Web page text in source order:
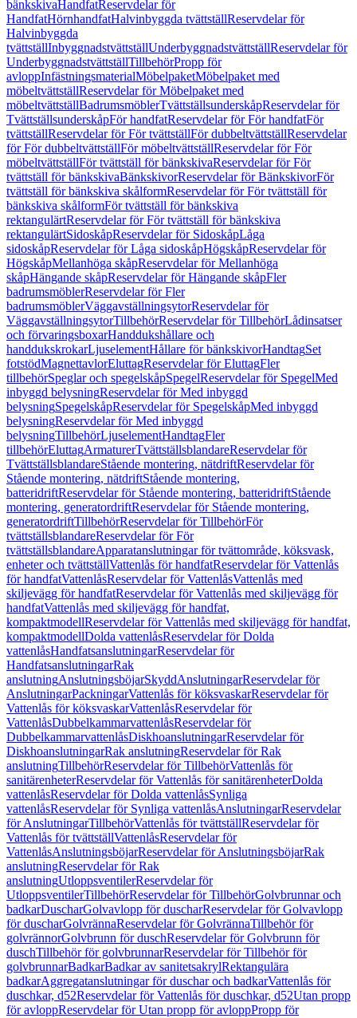
bänkskivaHandfatReservdelar för
HandfatHörnhandfatHalvinbyggda tvättställReservdelar för
Halvinbyggda
tvättställInbyggnadstvättställUnderbyggnadstvättställReservdelar för
UnderbyggnadstvättställTillbehörPropp för
avloppInfästningsmaterialMöbelpaketMöbelpaket med
möbeltvättställReservdelar för Möbelpaket med
möbeltvättställBadrumsmöblerTvättställsunderskåpReservdelar för
TvättställsunderskåpFör handfatReservdelar för För handfatFör
tvättställReservdelar för För tvättställFör dubbeltvättställReservdelar
för För dubbeltvättställFör möbeltvättställReservdelar för För
möbeltvättställFör tvättställ för bänkskivaReservdelar för För
tvättställ för bänkskivaBänkskivorReservdelar för BänkskivorFör
tvättställ för bänkskiva skålformReservdelar för För tvättställ för
bänkskiva skålformFör tvättställ för bänkskiva
rektangulärtReservdelar för För tvättställ för bänkskiva
rektangulärtSidoskåpReservdelar för SidoskåpLåga
sidoskåpReservdelar för Låga sidoskåpHögskåpReservdelar för
HögskåpMellanhöga skåpReservdelar för Mellanhöga
skåpHängande skåpReservdelar för Hängande skåpFler
badrumsmöblerReservdelar för Fler
badrumsmöblerVäggavställningsytorReservdelar för
VäggavställningsytorTillbehörReservdelar för TillbehörLådinsatser
och förvaringsboxarHanddukshållare och
handdukskrokarLjuselementHållare för bänkskivorHandtagSet
fotstödMagnettavlorEluttagReservdelar för EluttagFler
tillbehörSpeglar och spegelskåpSpegelReservdelar för SpegelMed
inbyggd belysningReservdelar för Med inbyggd
belysningSpegelskåpReservdelar för SpegelskåpMed inbyggd
belysningReservdelar för Med inbyggd
belysningTillbehörLjuselementHandtagFler
tillbehörEluttagArmaturerTvättställsblandareReservdelar för
TvättställsblandareStående montering, nätdriftReservdelar för
Stående montering, nätdriftStående montering,
batteridriftReservdelar för Stående montering, batteridriftStående
montering, generatordriftReservdelar för Stående montering,
generatordriftTillbehörReservdelar för TillbehörFör
tvättställsblandareReservdelar för För
tvättställsblandareApparatanslutningar för tvättområde, köksvask,
enheter och tvättställVattenlås för handfatReservdelar för Vattenlås
för handfatVattenlåsReservdelar för VattenlåsVattenlås med
skiljevägg för handfatReservdelar för Vattenlås med skiljevägg för
handfatVattenlås med skiljevägg för handfat,
kompaktmodellReservdelar för Vattenlås med skiljevägg för handfat,
kompaktmodellDolda vattenlåsReservdelar för Dolda
vattenlåsHandfatsanslutningarReservdelar för
HandfatsanslutningarRak
anslutningAnslutningsböjarSkyddAnslutningarReservdelar för
AnslutningarPackningarVattenlås för köksvaskarReservdelar för
Vattenlås för köksvaskarVattenlåsReservdelar för
VattenlåsDubbelkammarvattenlåsReservdelar för
DubbelkammarvattenlåsDiskhoanslutningarReservdelar för
DiskhoanslutningarRak anslutningReservdelar för Rak
anslutningTillbehörReservdelar för TillbehörVattenlås för
sanitärenheterReservdelar för Vattenlås för sanitärenheterDolda
vattenlåsReservdelar för Dolda vattenlåsSynliga
vattenlåsReservdelar för Synliga vattenlåsAnslutningarReservdelar
för AnslutningarTillbehörVattenlås för tvättställReservdelar för
Vattenlås för tvättställVattenlåsReservdelar för
VattenlåsAnslutningsböjarReservdelar för AnslutningsböjarRak
anslutningReservdelar för Rak
anslutningUtloppsventilerReservdelar för
UtloppsventilerTillbehörReservdelar för TillbehörGolvbrunnar och
badkarDuscharGolvavlopp för duscharReservdelar för Golvavlopp
för duscharGolvrännaReservdelar för GolvrännaTillbehör för
golvrännorGolvbrunn för duschReservdelar för Golvbrunn för
duschTillbehör för golvbrunnarReservdelar för Tillbehör för
golvbrunnarBadkarBadkar av sanitetsakrylRektangulära
badkarAggregatanslutningar för duschar och badkarVattenlås för
duschkar, d52Reservdelar för Vattenlås för duschkar, d52Utan propp
för avloppReservdelar för Utan propp för avloppPropp för